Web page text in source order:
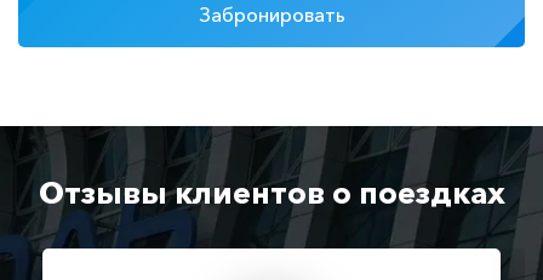
Забронировать
Отзывы клиентов о поездках